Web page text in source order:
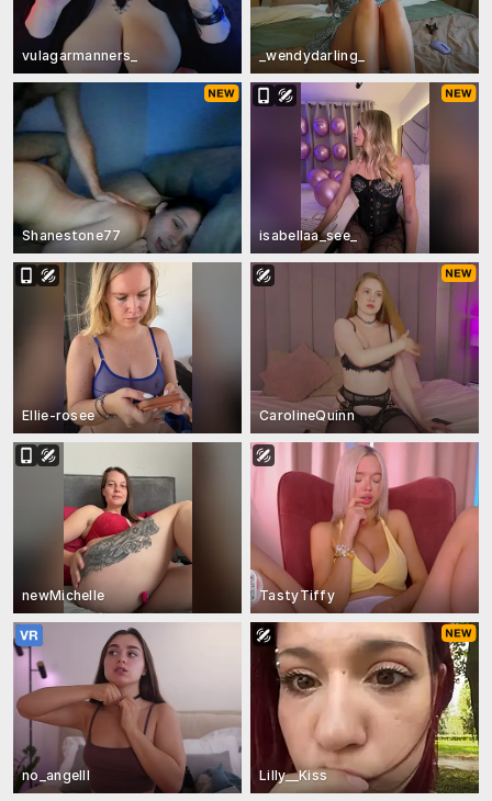
vulagarmanners_ _wendydarling_
Shanestone77 isabellaa_see_
Ellie-rosee CarolineQuinn
newMichelle TastyTiffy
no_angelll Lilly__Kiss